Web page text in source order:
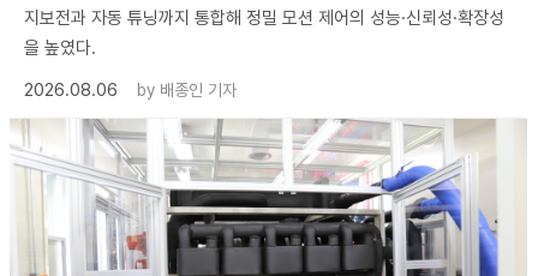
지보전과 자동 튜닝까지 통합해 정밀 모션 제어의 성능·신뢰성·확장성
을 높였다.
2026.08.06
by 배종인 기자